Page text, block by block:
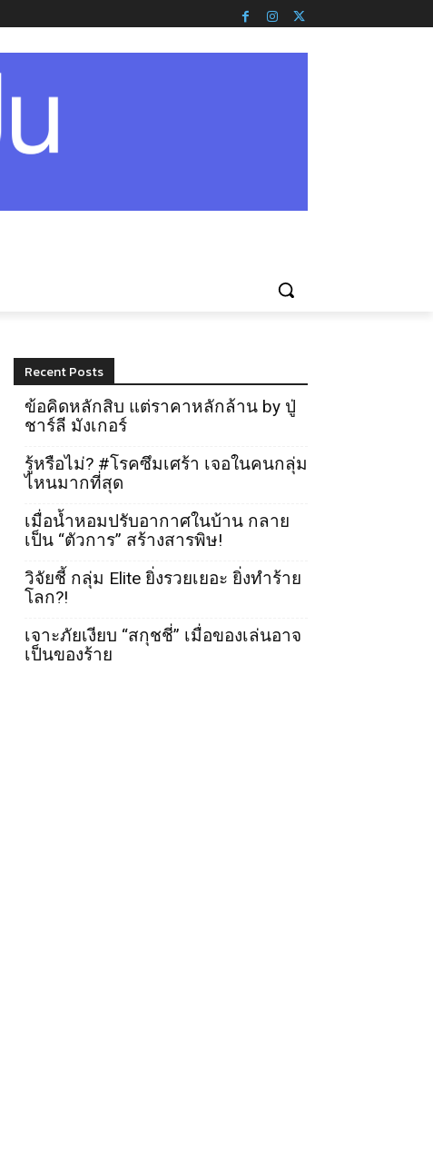
Recent Posts
ข้อคิดหลักสิบ แต่ราคาหลักล้าน by ปู่
ชาร์ลี มังเกอร์
รู้หรือไม่? #โรคซึมเศร้า เจอในคนกลุ่ม
ไหนมากที่สุด
เมื่อน้ำหอมปรับอากาศในบ้าน กลาย
เป็น “ตัวการ” สร้างสารพิษ!
วิจัยชี้ กลุ่ม Elite ยิ่งรวยเยอะ ยิ่งทำร้าย
โลก?!
เจาะภัยเงียบ “สกุชชี่” เมื่อของเล่นอาจ
เป็นของร้าย